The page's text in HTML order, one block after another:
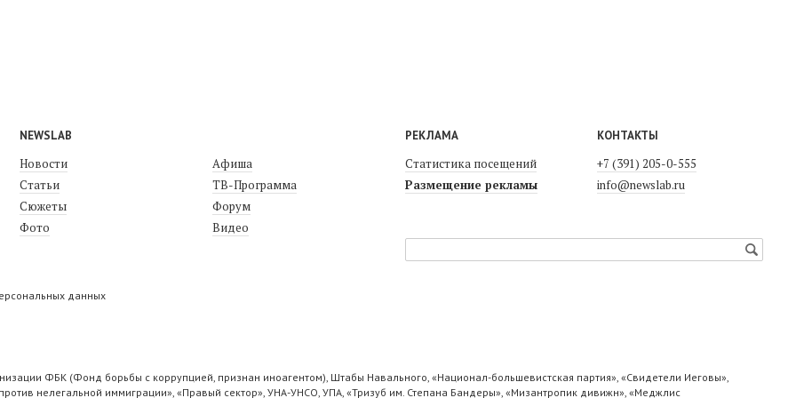
NEWSLAB
Новости
Статьи
Сюжеты
Фото
Афиша
ТВ-Программа
Форум
Видео
РЕКЛАМА
Статистика посещений
Размещение рекламы
КОНТАКТЫ
+7 (391) 205-0-555
info@newslab.ru
данных
ФБК (Фонд борьбы с коррупцией, признан иноагентом), Штабы Навального, «Национал-большевистская партия», «Свидетели Иеговы»,
нелегальной иммиграции», «Правый сектор», УНА-УНСО, УПА, «Тризуб им. Степана Бандеры», «Мизантропик дивижн», «Меджлис